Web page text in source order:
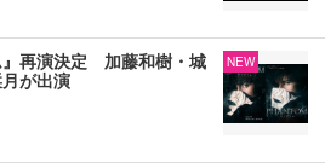
』再演決定 加藤和樹・城
が出演
NEW